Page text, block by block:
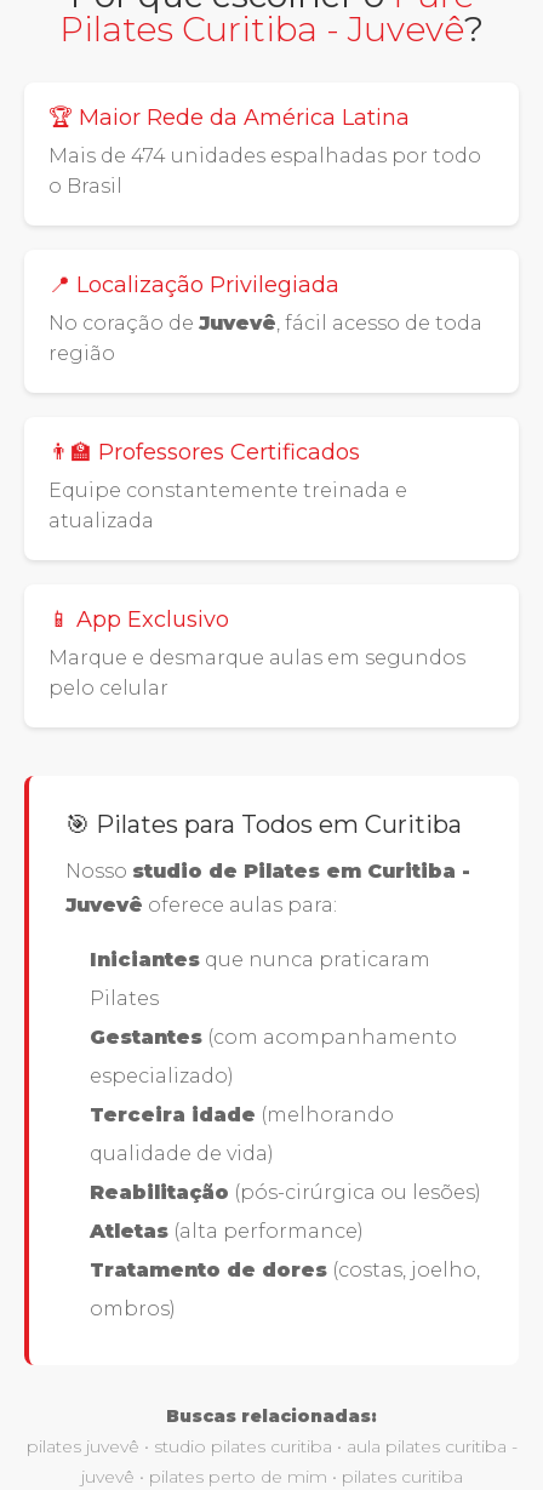
Pilates Curitiba - Juvevê?
🏆 Maior Rede da América Latina
Mais de 474 unidades espalhadas por todo
o Brasil
📍 Localização Privilegiada
No coração de Juvevê, fácil acesso de toda
região
👨‍🏫 Professores Certificados
Equipe constantemente treinada e
atualizada
📱 App Exclusivo
Marque e desmarque aulas em segundos
pelo celular
🎯 Pilates para Todos em Curitiba
Nosso studio de Pilates em Curitiba -
Juvevê oferece aulas para:
Iniciantes que nunca praticaram
Pilates
Gestantes (com acompanhamento
especializado)
Terceira idade (melhorando
qualidade de vida)
Reabilitação (pós-cirúrgica ou lesões)
Atletas (alta performance)
Tratamento de dores (costas, joelho,
ombros)
Buscas relacionadas:
pilates juvevê • studio pilates curitiba • aula pilates curitiba -
juvevê • pilates perto de mim • pilates curitiba